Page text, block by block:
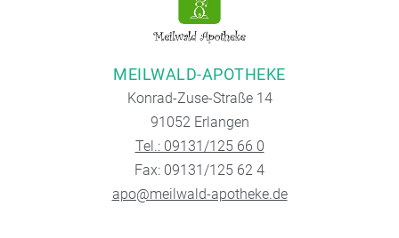
MEILWALD-APOTHEKE
Konrad-Zuse-Straße 14
91052 Erlangen
Tel.: 09131/125 66 0
Fax: 09131/125 62 4
apo@meilwald-apotheke.de